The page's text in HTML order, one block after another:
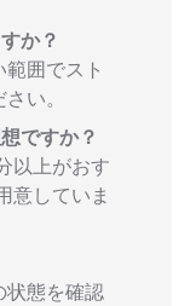
か？
囲でスト
い。
ですか？
以上がおす
意していま
状態を確認